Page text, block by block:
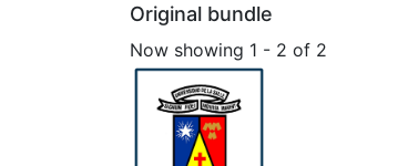
Original bundle
Now showing 1 - 2 of 2